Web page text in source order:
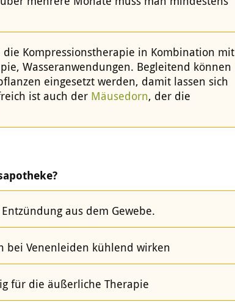
Kompressionstherapie in Kombination mit
Wasseranwendungen. Begleitend können
eingesetzt werden, damit lassen sich
ist auch der Mäusedorn, der die
aus dem Gewebe.
bei Venenleiden kühlend wirken
für die äußerliche Therapie